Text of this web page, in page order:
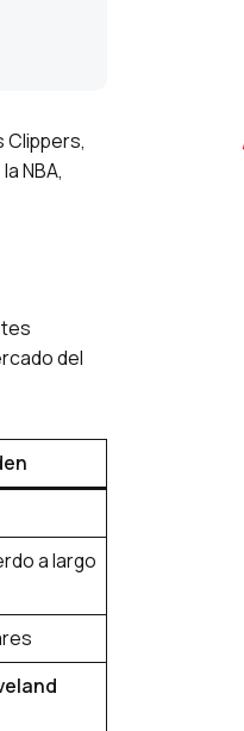
Clippers,
NBA,
del
a largo